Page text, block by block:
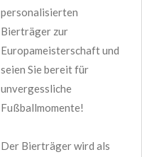
personalisierten
Bierträger zur
Europameisterschaft und
seien Sie bereit für
unvergessliche
Fußballmomente!
Der Bierträger wird als